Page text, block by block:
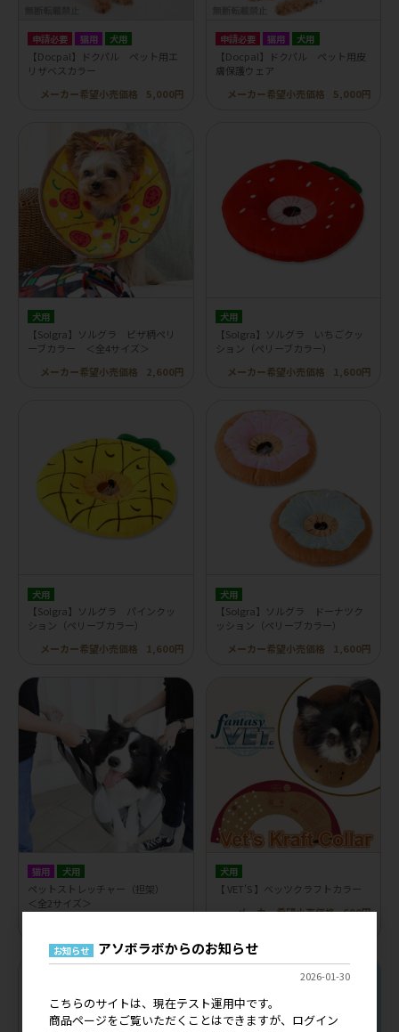
申請必要 猫用 犬用
【Docpal】ドクパル ペット用エ
リザベスカラー
メーカー希望小売価格
5,000円
申請必要 猫用 犬用
【Docpal】ドクパル ペット用皮
膚保護ウェア
メーカー希望小売価格
5,000円
犬用
【Solgra】ソルグラ ピザ柄ペリ
ーブカラー ＜全4サイズ＞
メーカー希望小売価格
2,600円
犬用
【Solgra】ソルグラ いちごクッ
ション（ペリーブカラー）
メーカー希望小売価格
1,600円
犬用
【Solgra】ソルグラ パインクッ
ション（ペリーブカラー）
メーカー希望小売価格
1,600円
犬用
【Solgra】ソルグラ ドーナツク
ッション（ペリーブカラー）
メーカー希望小売価格
1,600円
猫用 犬用
ペットストレッチャー（担架）
＜全2サイズ＞
犬用
【 VET'S 】ベッツクラフトカラー
メーカー希望小売価格 600円
お知らせ アソボラボからのお知らせ
2026-01-30
こちらのサイトは、現在テスト運用中です。
商品ページをご覧いただくことはできますが、ログイン